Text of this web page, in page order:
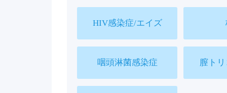
HIV感染症/エイズ
咽頭淋菌感染症 膣ト